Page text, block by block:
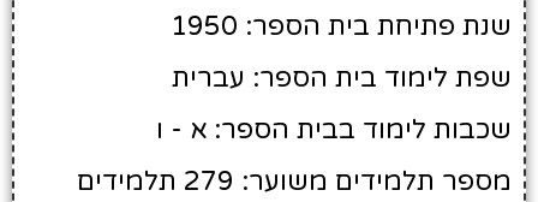
שנת פתיחת בית הספר: 1950
שפת לימוד בית הספר: עברית
שכבות לימוד בבית הספר: א - ו
מספר תלמידים משוער: 279 תלמידים